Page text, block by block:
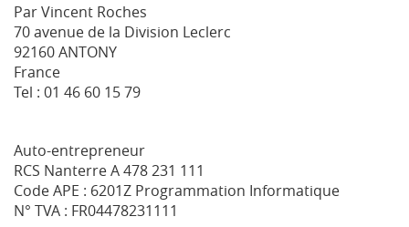
Par Vincent Roches
70 avenue de la Division Leclerc
92160 ANTONY
France
Tel : 01 46 60 15 79
Auto-entrepreneur
RCS Nanterre A 478 231 111
Code APE : 6201Z Programmation Informatique
N° TVA : FR04478231111